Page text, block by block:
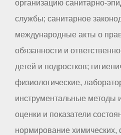
организацию санитарно-
службы; санитарное
международные акты о
обязанности и
детей и подростков;
физиологические,
инструментальные методы
оценки и показатели
нормирование химических,